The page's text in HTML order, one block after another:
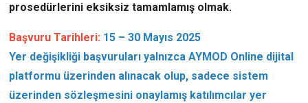
prosedürlerini eksiksiz tamamlamış olmak.
Başvuru Tarihleri: 15 – 30 Mayıs 2025
Yer değişikliği başvuruları yalnızca AYMOD Online dijital
platformu üzerinden alınacak olup, sadece sistem
üzerinden sözleşmesini onaylamış katılımcılar yer